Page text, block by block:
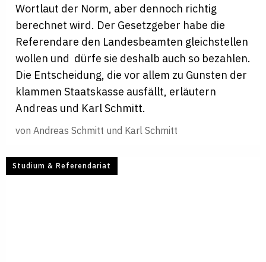
Wortlaut der Norm, aber dennoch richtig
berechnet wird. Der Gesetzgeber habe die
Referendare den Landesbeamten gleichstellen
wollen und dürfe sie deshalb auch so bezahlen.
Die Entscheidung, die vor allem zu Gunsten der
klammen Staatskasse ausfällt, erläutern
Andreas und Karl Schmitt.
von Andreas Schmitt und Karl Schmitt
Studium & Referendariat